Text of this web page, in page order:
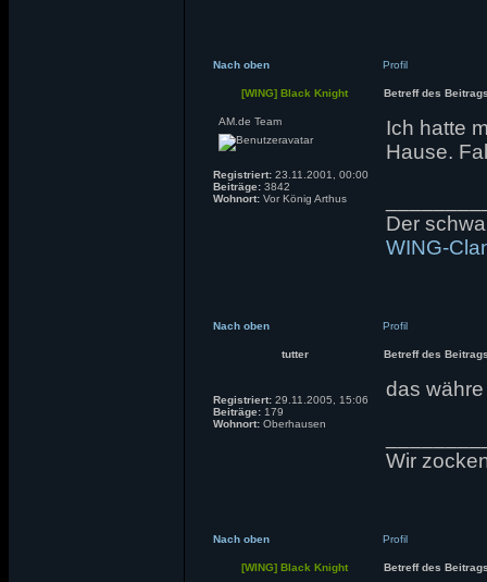
Nach oben Profil
[WING] Black Knight Betreff des
AM.de Team
Registriert: 23.11.2001, 00:00
Beiträge: 3842
Wohnort: Vor König Arthus
Ich hatte
Hause.
Der
WING-
Nach oben Profil
tutter Betreff des
Registriert: 29.11.2005, 15:06
Beiträge: 179
Wohnort: Oberhausen
das
Wir
Nach oben Profil
[WING] Black Knight Betreff des